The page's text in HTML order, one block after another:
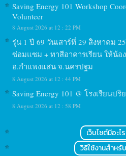
Saving Energy 101 Workshop
Volunteer
8 August 2026 at 12 : 22 PM
รุ่น 1 ปี 69 วันเสาร์ที่ 29 สิงหาคม
ซ่อมแซม + ทาสีอาคารเรียน ให้น้อ
อ.กำแพงแสน จ.นครปฐม
8 August 2026 at 12 : 44 PM
Saving Energy 101 @ โรงเรียนปริ
8 August 2026 at 12 : 58 PM
เว็บไซต์มีอะไ
วิธีใช้งานสำหรั